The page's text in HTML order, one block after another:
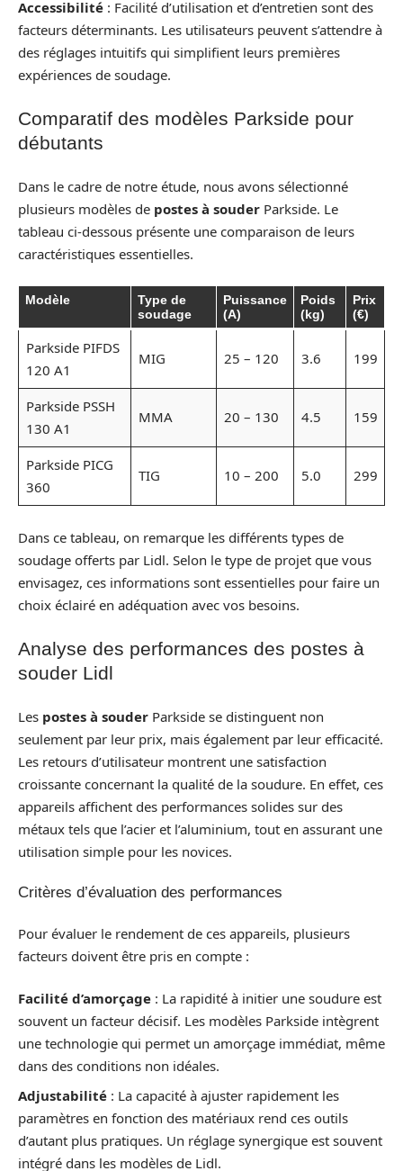
Accessibilité : Facilité d’utilisation et d’entretien sont des
facteurs déterminants. Les utilisateurs peuvent s’attendre à
des réglages intuitifs qui simplifient leurs premières
expériences de soudage.
Comparatif des modèles Parkside pour
débutants
Dans le cadre de notre étude, nous avons sélectionné
plusieurs modèles de postes à souder Parkside. Le
tableau ci-dessous présente une comparaison de leurs
caractéristiques essentielles.
Modèle
Type de
soudage
Puissance
(A)
Poids
(kg)
Prix
(€)
Parkside PIFDS
120 A1
MIG 25 – 120 3.6 199
Parkside PSSH
130 A1
MMA 20 – 130 4.5 159
Parkside PICG
360
TIG 10 – 200 5.0 299
Dans ce tableau, on remarque les différents types de
soudage offerts par Lidl. Selon le type de projet que vous
envisagez, ces informations sont essentielles pour faire un
choix éclairé en adéquation avec vos besoins.
Analyse des performances des postes à
souder Lidl
Les postes à souder Parkside se distinguent non
seulement par leur prix, mais également par leur efficacité.
Les retours d’utilisateur montrent une satisfaction
croissante concernant la qualité de la soudure. En effet, ces
appareils affichent des performances solides sur des
métaux tels que l’acier et l’aluminium, tout en assurant une
utilisation simple pour les novices.
Critères d’évaluation des performances
Pour évaluer le rendement de ces appareils, plusieurs
facteurs doivent être pris en compte :
Facilité d’amorçage : La rapidité à initier une soudure est
souvent un facteur décisif. Les modèles Parkside intègrent
une technologie qui permet un amorçage immédiat, même
dans des conditions non idéales.
Adjustabilité : La capacité à ajuster rapidement les
paramètres en fonction des matériaux rend ces outils
d’autant plus pratiques. Un réglage synergique est souvent
intégré dans les modèles de Lidl.